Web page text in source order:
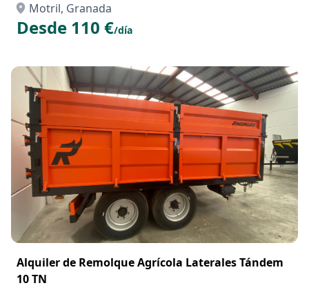
Motril, Granada
Desde 110 €/día
Alquiler de Remolque Agrícola Laterales Tándem
10 TN